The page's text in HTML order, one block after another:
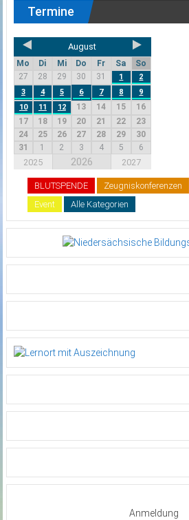
Termine
August
Mo Di Mi Do Fr Sa
So
27
28 29 30 31 1
2
3
4 5 6 7 8
9
10
11 12 13 14 15
16
17
18 19 20 21 22
23
24
25 26 27 28 29
30
31
1 2 3 4 5 6
2025 2026 2027
BLUTSPENDE Zeugniskonferenzen
Event
Alle Kategorien
Anmeldung